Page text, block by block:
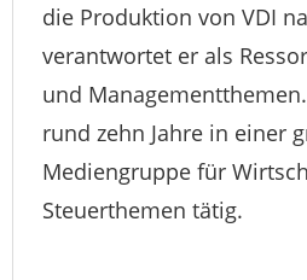
die Produktion von VDI
verantwortet er als
und
rund zehn Jahre in einer
Mediengruppe für
Steuerthemen tätig.